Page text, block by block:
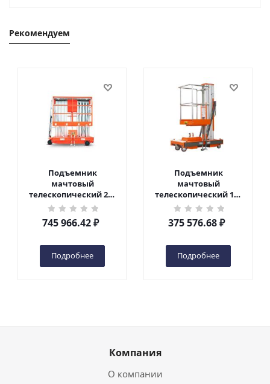
Рекомендуем
Подъемник
мачтовый
телескопический 200
кг 10 м TOR GTWY10-
200S DC 2-мачтовый
(автономный) (N) в
745 966.42₽
Подробнее
Подъемник
мачтовый
телескопический 125
кг 6 м TOR GTWY6-100
DC 1-мачтовый
(автономный) (G) в
375 576.68₽
Подробнее
Компания
О компании